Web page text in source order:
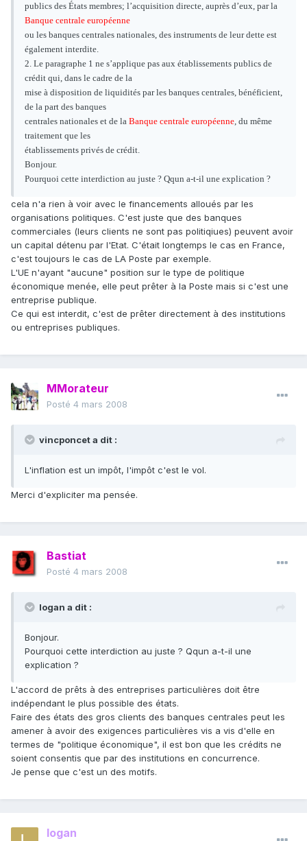
publics des États membres; l’acquisition directe, auprès d’eux, par la
Banque centrale européenne
ou les banques centrales nationales, des instruments de leur dette est
également interdite.
2. Le paragraphe 1 ne s’applique pas aux établissements publics de
crédit qui, dans le cadre de la
mise à disposition de liquidités par les banques centrales, bénéficient,
de la part des banques
centrales nationales et de la Banque centrale européenne, du même
traitement que les
établissements privés de crédit.
Bonjour.
Pourquoi cette interdiction au juste ? Qqun a-t-il une explication ?
cela n'a rien à voir avec le financements alloués par les
organisations politiques. C'est juste que des banques
commerciales (leurs clients ne sont pas politiqiues) peuvent avoir
un capital détenu par l'Etat. C'était longtemps le cas en France,
c'est toujours le cas de LA Poste par exemple.
L'UE n'ayant "aucune" position sur le type de politique
économique menée, elle peut prêter à la Poste mais si c'est une
entreprise publique.
Ce qui est interdit, c'est de prêter directement à des institutions
ou entreprises publiques.
MMorateur
Posté 4 mars 2008
vincponcet a dit :
L'inflation est un impôt, l'impôt c'est le vol.
Merci d'expliciter ma pensée.
Bastiat
Posté 4 mars 2008
logan a dit :
Bonjour.
Pourquoi cette interdiction au juste ? Qqun a-t-il une
explication ?
L'accord de prêts à des entreprises particulières doit être
indépendant le plus possible des états.
Faire des états des gros clients des banques centrales peut les
amener à avoir des exigences particulières vis a vis d'elle en
termes de "politique économique", il est bon que les crédits ne
soient consentis que par des institutions en concurrence.
Je pense que c'est un des motifs.
logan